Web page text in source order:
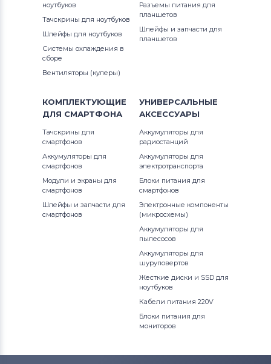
ноутбуков
Тачскрины для ноутбуков
Шлейфы для ноутбуков
Системы охлаждения в
сборе
Вентиляторы (кулеры)
Разъемы питания для
планшетов
Шлейфы и запчасти для
планшетов
КОМПЛЕКТУЮЩИЕ
ДЛЯ СМАРТФОНА
Тачскрины для
смартфонов
Аккумуляторы для
смартфонов
Модули и экраны для
смартфонов
Шлейфы и запчасти для
смартфонов
УНИВЕРСАЛЬНЫЕ
АКСЕССУАРЫ
Аккумуляторы для
радиостанций
Аккумуляторы для
электротранспорта
Блоки питания для
смартфонов
Электронные компоненты
(микросхемы)
Аккумуляторы для
пылесосов
Аккумуляторы для
шуруповертов
Жесткие диски и SSD для
ноутбуков
Кабели питания 220V
Блоки питания для
мониторов